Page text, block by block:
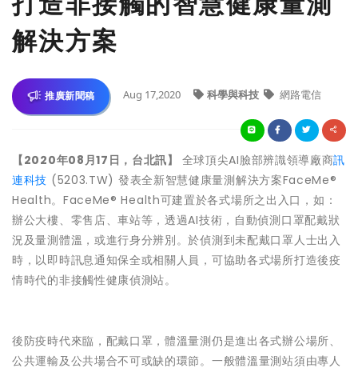
解決方案
推廣新聞稿 Aug 17,2020 科學與科技 網路電信
【2020年08月17日，台北訊】 全球頂尖AI臉部辨識領導廠商訊
連科技 (5203.TW) 發表全新智慧健康量測解決方案FaceMe®
Health。FaceMe® Health可建置於各式場所之出入口，如：
辦公大樓、零售店、車站等，透過AI技術，自動偵測口罩配戴狀
況及量測體溫，或進行身分辨別。於偵測到未配戴口罩人士出入
時，以即時訊息通知保全或相關人員，可協助各式場所打造後疫
情時代的非接觸性健康偵測站。
後防疫時代來臨，配戴口罩，體溫量測仍是進出各式辦公場所、
公共運輸及公共場合不可或缺的環節。一般體溫量測站須由專人